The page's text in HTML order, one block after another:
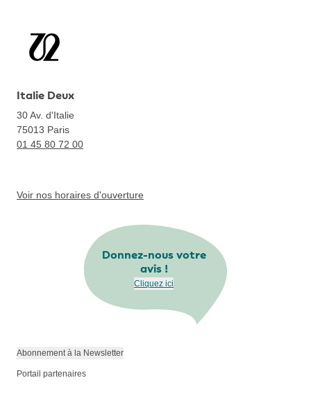
Italie Deux
30 Av. d'Italie
75013 Paris
01 45 80 72 00
Voir nos horaires d'ouverture
Donnez-nous votre
avis !
Cliquez ici
Abonnement à la Newsletter
Portail partenaires